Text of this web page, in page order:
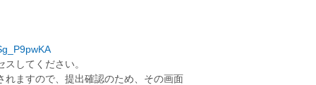
してください。
ますので、提出確認のため、その画面